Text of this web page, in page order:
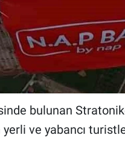
bulunan
ve yabancı